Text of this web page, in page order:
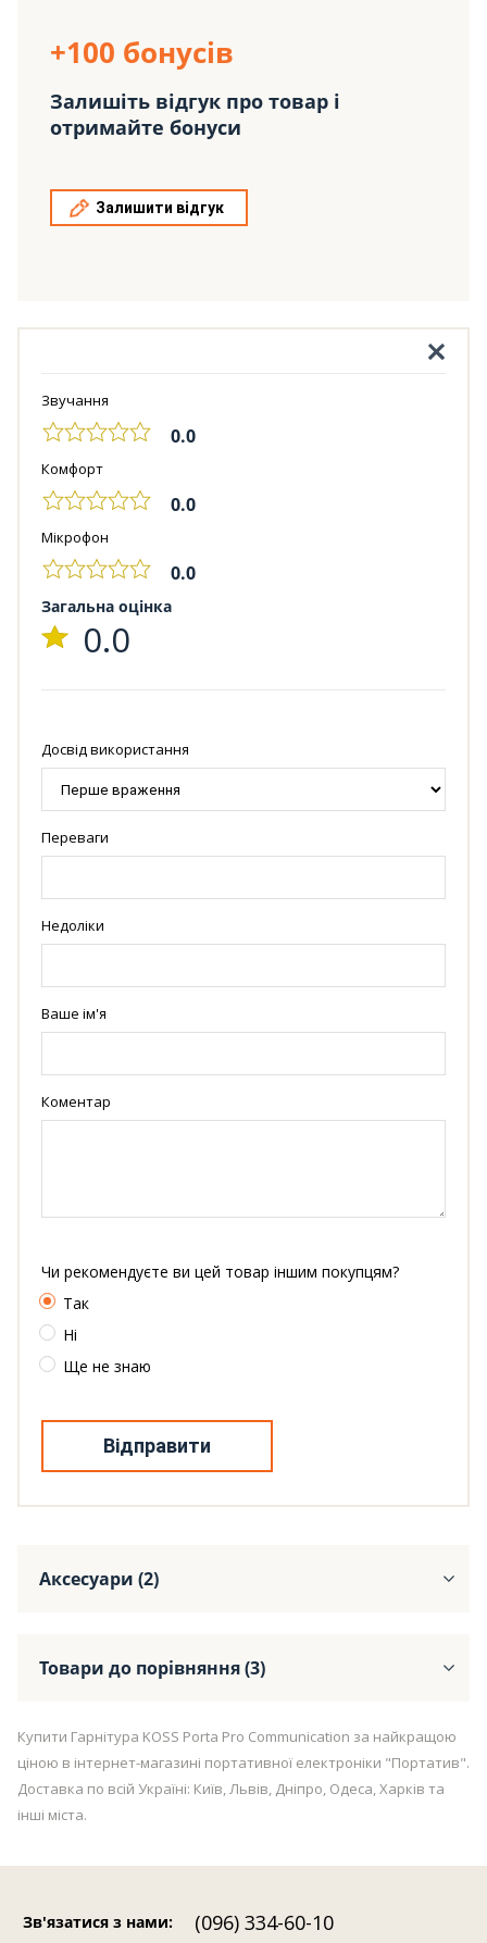
+100 бонусів
Залишіть відгук про товар і
отримайте бонуси
Залишити відгук
Звучання
0.0
Комфорт
0.0
Мікрофон
0.0
Загальна оцінка
0.0
Досвід використання
Переваги
Недоліки
Ваше ім'я
Коментар
Чи рекомендуєте ви цей товар іншим покупцям?
Так
Ні
Ще не знаю
Відправити
Аксесуари (2)
Товари до порівняння (3)
Купити Гарнітура KOSS Porta Pro Communication за найкращою
ціною в інтернет-магазині портативної електроніки "Портатив".
Доставка по всій Україні: Київ, Львів, Дніпро, Одеса, Харків та
інші міста.
Зв'язатися з нами:
(096) 334-60-10